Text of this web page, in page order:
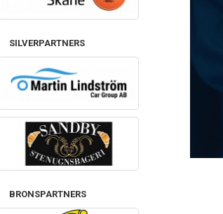
SILVERPARTNERS
BRONSPARTNERS